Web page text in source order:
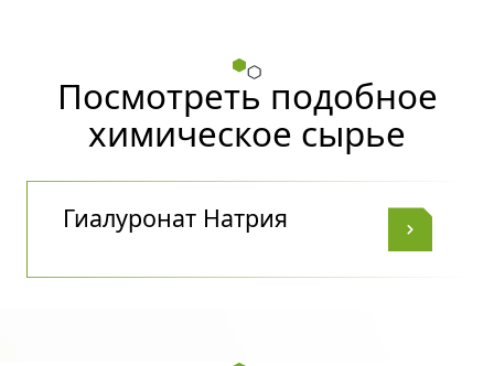
Посмотреть подобное
химическое сырье
Гиалуронат Натрия